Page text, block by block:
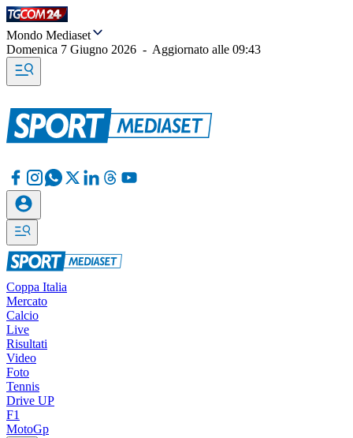
Mondo Mediaset
Domenica 7 Giugno 2026 - Aggiornato alle 09:43
Coppa Italia
Mercato
Calcio
Live
Risultati
Video
Foto
Tennis
Drive UP
F1
MotoGp